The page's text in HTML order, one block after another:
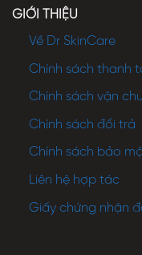
GIỚI THIỆU
Về Dr SkinCare
Chính sách thanh
Chính sách vận
Chính sách đổi trả
Chính sách bảo
Liên hệ hợp tác
Giấy chứng nhận